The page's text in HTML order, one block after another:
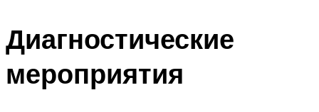
Диагностические
мероприятия